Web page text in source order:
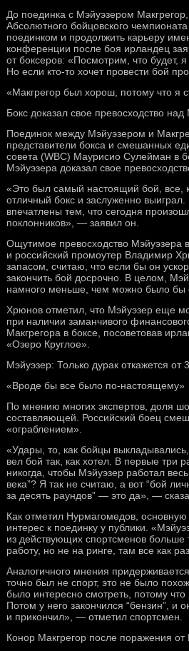
До поединка с Мэйуэзером
Абсолютного бойцовского
поединком и продолжить карьеру
конференции после боя ирландец
от боксеров: «Посмотрим, что будет,
Но если кто-то хочет провести бой
«Макгрегор был хорош, потому что я
Бокс доказал свое превосходство
Поединок между Мэйуэзером и
представители бокса и смешанных
совета (WBC) Маурисио Сулейман в
Мэйуэзера доказал свое
«Это был самый настоящий бой, все,
отличный бокс и заслуженно
впечатлены тем, что сегодня
поклонников», — заявил он.
Ощутимое превосходство Мэйуэзера
и российский промоутер Владимир
запасом, считаю, что если бы он
закончить бой досрочно. В целом,
намного меньше, чем можно было бы
Хрюнов отметил, что Мэйуэзер еще
при наличии заманчивого
Макгрегора в боксе, посоветовав
«Озеро Круглое».
Мэйуэзер: Только дурак откажется
«Вроде бы все было по-настоящему»
По мнению многих экспертов, доля
составляющей. Российский боец
«ограблением».
«Удары, то, как бойцы
вел бой так, как хотел. В первые три
никогда, чтобы Мэйуэзер работал
века”? Я так не считаю, а вот “бой
за десять раундов” — это да», —
Как отметил Нурмагомедов,
интерес к поединку у публики.
из действующих спортсменов
работу, но не на ринге, там все как
Аналогичного мнения
точно был не спорт, это не было
было интересно смотреть, потому
Потом у него закончился “бензин”, и
и прикончил», — отметил спортсмен.
Конор Макгрегор после поражения от